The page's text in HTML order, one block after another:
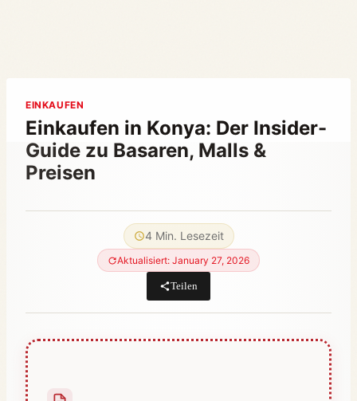
EINKAUFEN
Einkaufen in Konya: Der Insider-
Guide zu Basaren, Malls &
Preisen
4 Min. Lesezeit
Aktualisiert: January 27, 2026
Teilen